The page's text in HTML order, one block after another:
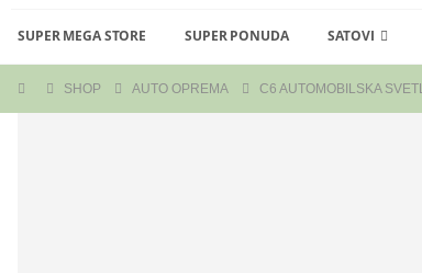
SUPER MEGA STORE SUPER PONUDA SATOVI
SHOP AUTO OPREMA C6 AUTOMOBILSKA